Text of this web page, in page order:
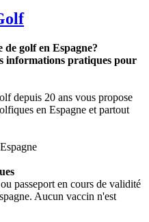
de golf en Espagne?
informations pratiques pour
depuis 20 ans vous propose
en Espagne et partout
passeport en cours de validité
Aucun vaccin n'est